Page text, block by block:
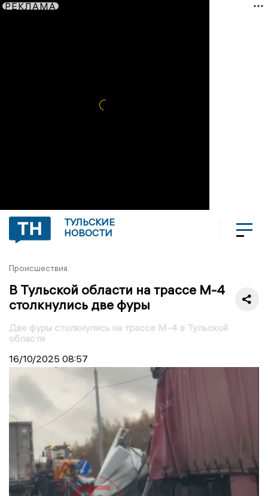
РЕКЛАМА
ТУЛЬСКИЕ
НОВОСТИ
Происшествия
В Тульской области на трассе М-4
столкнулись две фуры
Две фуры столкнулись на трассе М-4 в Тульской
области
16/10/2025 08:57